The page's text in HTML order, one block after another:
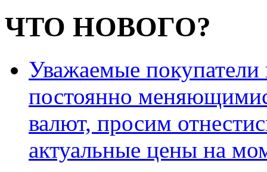
ЧТО НОВОГО?
Уважаемые
постоянно
валют, просим
актуальные цены на